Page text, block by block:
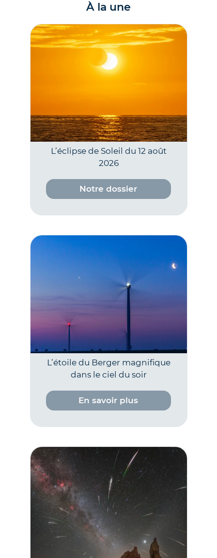
À la une
L’éclipse de Soleil du 12 août
2026
Notre dossier
L’étoile du Berger magnifique
dans le ciel du soir
En savoir plus